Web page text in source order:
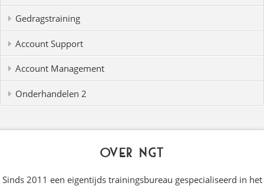
Gedragstraining
Account Support
Account Management
Onderhandelen 2
Over NGT
Sinds 2011 een eigentijds trainingsbureau gespecialiseerd in het